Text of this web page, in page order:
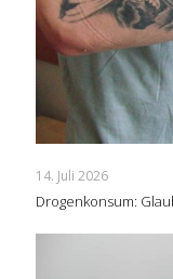
14. Juli 2026
Drogenkonsum: